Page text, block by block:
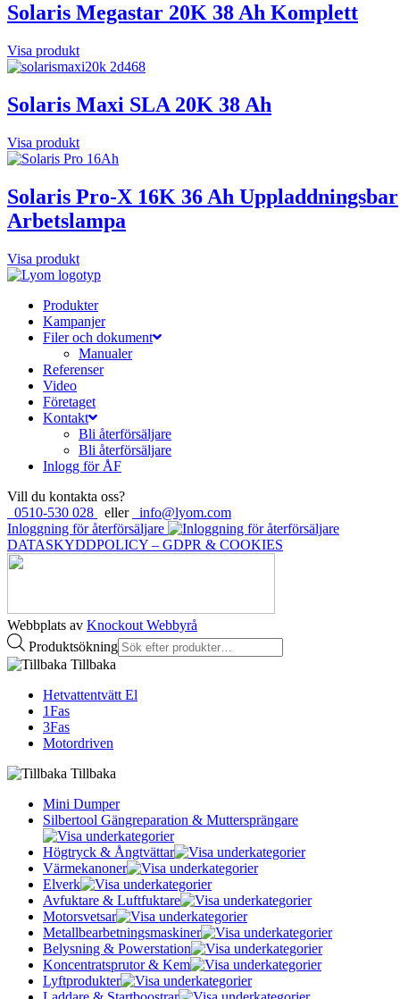
Solaris Megastar 20K 38 Ah Komplett
Visa produkt
Solaris Maxi SLA 20K 38 Ah
Visa produkt
Solaris Pro-X 16K 36 Ah Uppladdningsbar
Arbetslampa
Visa produkt
Produkter
Kampanjer
Filer och dokument
Manualer
Referenser
Video
Företaget
Kontakt
Bli återförsäljare
Bli återförsäljare
Inlogg för ÅF
Vill du kontakta oss?
0510-530 028
eller
info@lyom.com
Inloggning för återförsäljare
DATASKYDDPOLICY – GDPR & COOKIES
Webbplats av Knockout Webbyrå
Produktsökning
Tillbaka
Hetvattentvätt El
1Fas
3Fas
Motordriven
Tillbaka
Mini Dumper
Silbertool Gängreparation & Muttersprängare
Högtryck & Ångtvättar
Värmekanoner
Elverk
Avfuktare & Luftfuktare
Motorsvetsar
Metallbearbetningsmaskiner
Belysning & Powerstation
Koncentratsprutor & Kem
Lyftprodukter